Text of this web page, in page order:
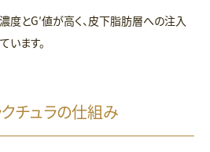
度とG′値が高く、皮下脂肪層への注入
います。
チュラの仕組み